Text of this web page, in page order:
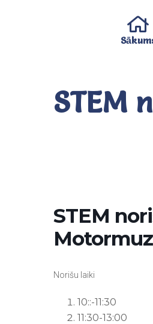
STEM
STEM
Norišu laiki
10::-11:30
11:30-13:00